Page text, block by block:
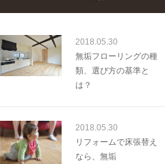
2018.05.30
無垢フローリングの種
類、選び方の基準と
は？
2018.05.30
リフォームで床張替え
なら、無垢